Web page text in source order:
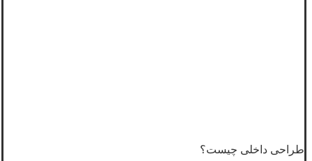
طراحی داخلی چیست؟